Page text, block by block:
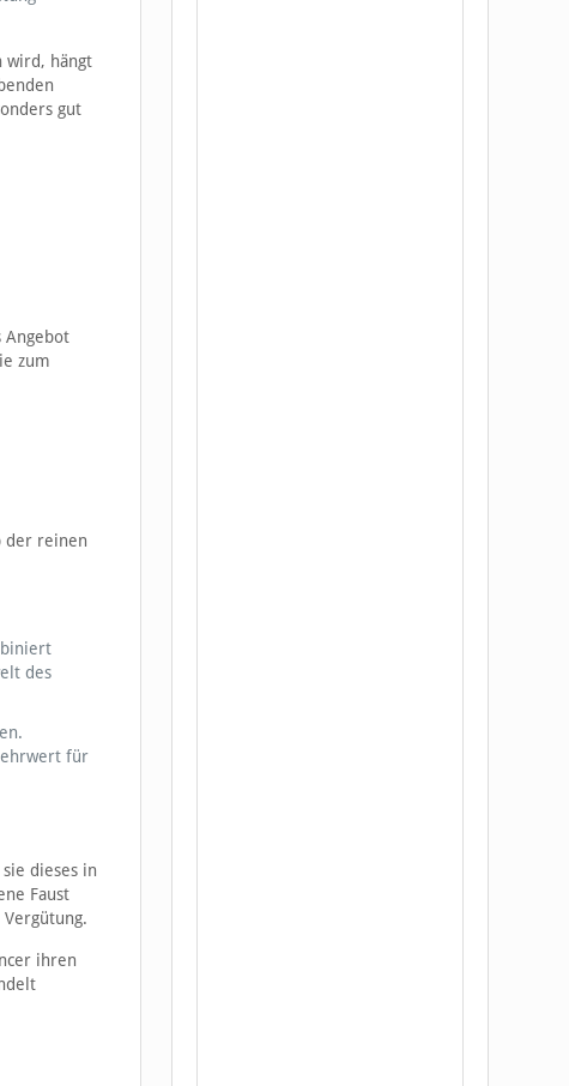
wird, hängt
gut
Angebot
zum
der reinen
des
für
dieses in
Faust
ihren